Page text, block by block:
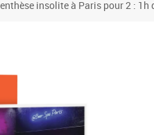
insolite à Paris pour 2 :